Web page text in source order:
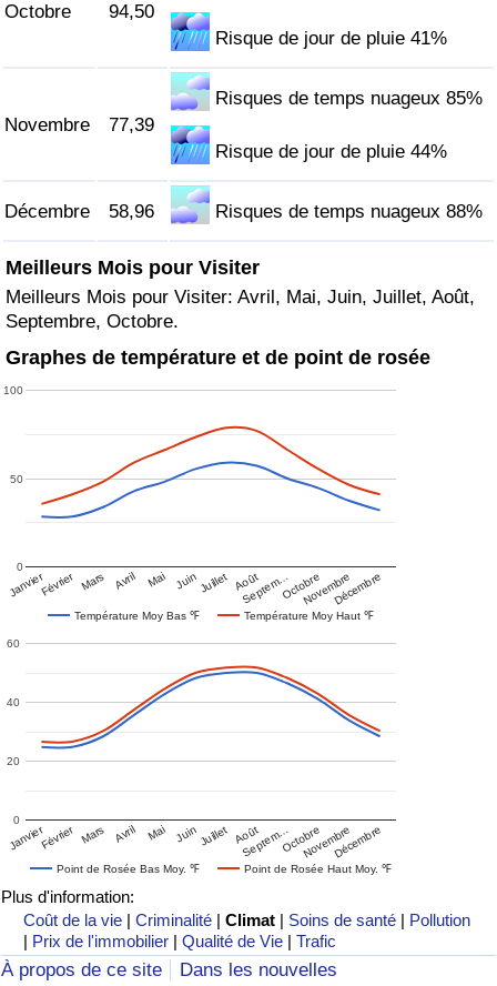
Octobre 94,50
Risque de jour de pluie 41%
Novembre 77,39
Risques de temps nuageux 85%
Risque de jour de pluie 44%
Décembre 58,96 Risques de temps nuageux 88%
Meilleurs Mois pour Visiter
Meilleurs Mois pour Visiter: Avril, Mai, Juin, Juillet, Août,
Septembre, Octobre.
Graphes de température et de point de rosée
Température Moy Bas ℉ Température Moy Haut ℉
JanvierFévrier Mars Avril Mai Juin Juillet Août
Septem…OctobreNovembreDécembre
0
50
100
Point de Rosée Bas Moy. ℉ Point de Rosée Haut Moy. ℉
JanvierFévrier Mars Avril Mai Juin Juillet Août
Septem…OctobreNovembreDécembre
0
20
40
60
Plus d'information:
Coût de la vie |Criminalité |Climat | Soins de santé | Pollution
| Prix de l'immobilier |Qualité de Vie |Trafic
À propos de ce site Dans les nouvelles